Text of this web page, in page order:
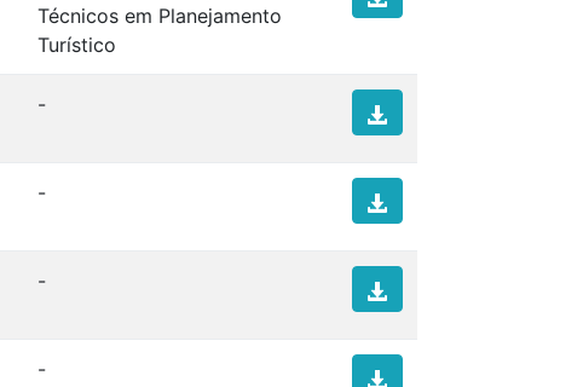
Técnicos em Planejamento
Turístico
-
-
-
-